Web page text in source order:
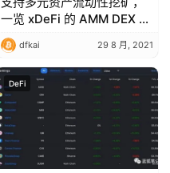
一览 xDeFi 的 AMM DEX 亮
点所在
dfkai 29 8 月, 2021
DeFi